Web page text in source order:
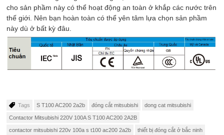
cho sản phầm này có thể hoạt động an toàn ở khắp các nước trên
thế giới. Nên bạn hoàn toàn có thể yên tâm lựa chọn sản phầm
này dù ở bất kỳ đâu.
Tags S T100 AC200 2a2b đóng cắt mitsubishi dong cat mitsubishi
Contactor Mitsubishi 220V 100A S T100 AC200 2A2B
contactor mitsubishi 220v 100a s t100 ac200 2a2b thiết bị đóng cắt ở bắc ninh